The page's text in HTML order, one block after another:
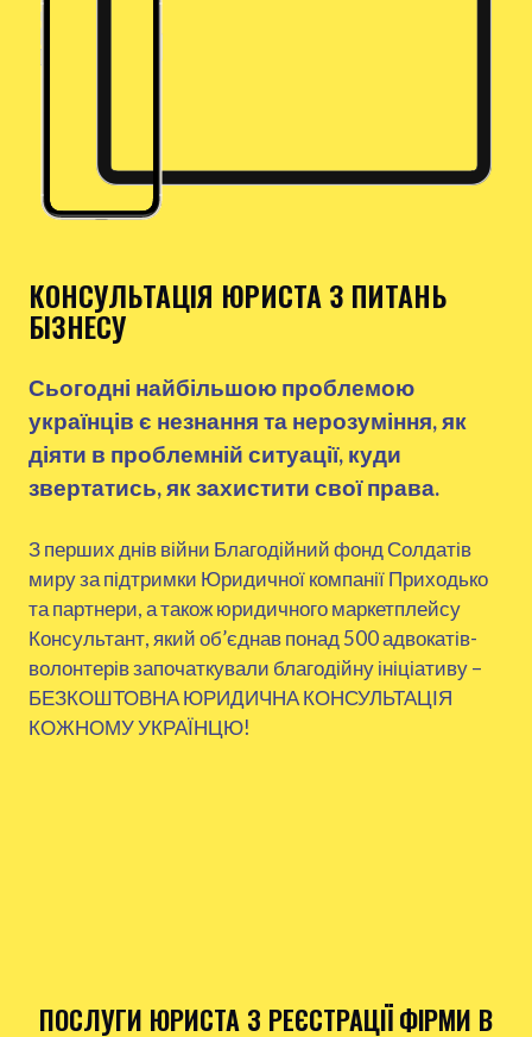
КОНСУЛЬТАЦІЯ ЮРИСТА З ПИТАНЬ
БІЗНЕСУ
Сьогодні найбільшою проблемою
українців є незнання та нерозуміння, як
діяти в проблемній ситуації, куди
звертатись, як захистити свої права.
З перших днів війни Благодійний фонд Солдатів
миру за підтримки Юридичної компанії Приходько
та партнери, а також юридичного маркетплейсу
Консультант, який об’єднав понад 500 адвокатів-
волонтерів започаткували благодійну ініціативу –
БЕЗКОШТОВНА ЮРИДИЧНА КОНСУЛЬТАЦІЯ
КОЖНОМУ УКРАЇНЦЮ!
ПОСЛУГИ ЮРИСТА З РЕЄСТРАЦІЇ ФІРМИ В